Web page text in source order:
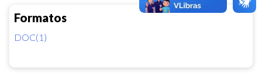
Formatos
DOC(1)